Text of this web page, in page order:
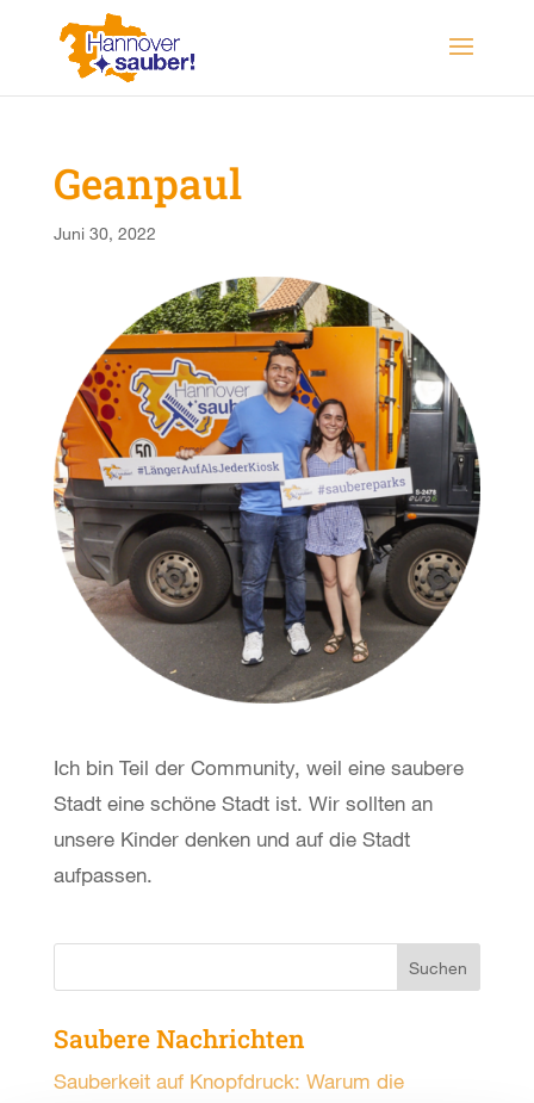
Geanpaul
Juni 30, 2022
Ich bin Teil der Community, weil eine saubere
Stadt eine schöne Stadt ist. Wir sollten an
unsere Kinder denken und auf die Stadt
aufpassen.
Saubere Nachrichten
Sauberkeit auf Knopfdruck: Warum die